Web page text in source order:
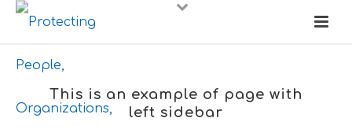
This is an example of page with
left sidebar